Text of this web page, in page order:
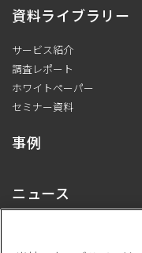
資料ライブラリー
サービス紹介
調査レポート
ホワイトペーパー
セミナー資料
事例
ニュース